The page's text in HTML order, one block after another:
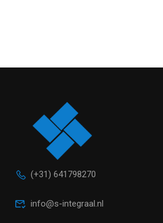
(+31) 641798270
info@s-integraal.nl